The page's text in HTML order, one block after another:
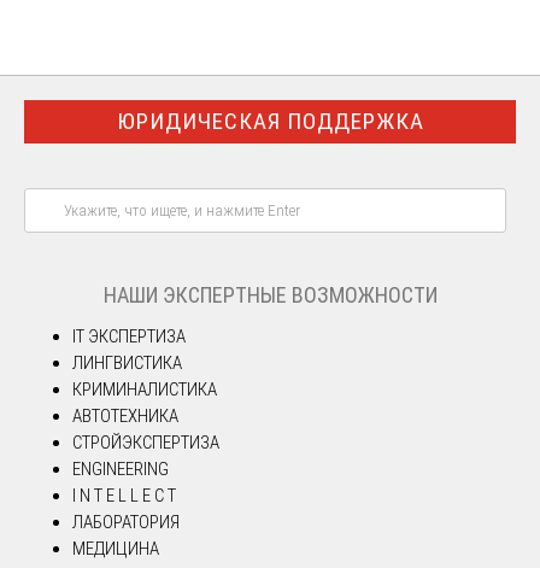
ЮРИДИЧЕСКАЯ ПОДДЕРЖКА
НАШИ ЭКСПЕРТНЫЕ ВОЗМОЖНОСТИ
IT ЭКСПЕРТИЗА
ЛИНГВИСТИКА
КРИМИНАЛИСТИКА
АВТОТЕХНИКА
СТРОЙЭКСПЕРТИЗА
ENGINEERING
I N T E L L E C T
ЛАБОРАТОРИЯ
МЕДИЦИНА